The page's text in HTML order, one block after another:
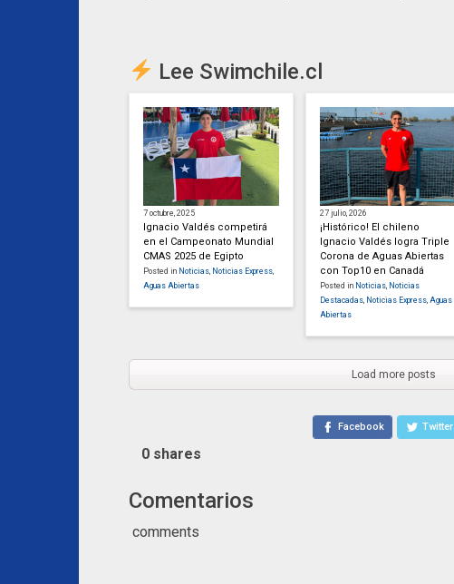
Lee Swimchile.cl
7 octubre, 2025
Ignacio Valdés competirá
en el Campeonato Mundial
CMAS 2025 de Egipto
Posted in Noticias Noticias Express
Aguas Abiertas
27 julio, 2026
¡Histórico! El chileno
Ignacio Valdés logra Triple
Corona de Aguas Abiertas
con Top10 en Canadá
Posted in Noticias Noticias
Destacadas Noticias Express Aguas
Abiertas
Load more posts
Facebook Twitter
0 shares
Comentarios
comments